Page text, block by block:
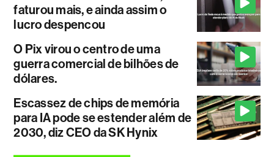
faturou mais, e ainda assim o
lucro despencou
O Pix virou o centro de uma
guerra comercial de bilhões de
dólares.
Escassez de chips de memória
para IA pode se estender além de
2030, diz CEO da SK Hynix